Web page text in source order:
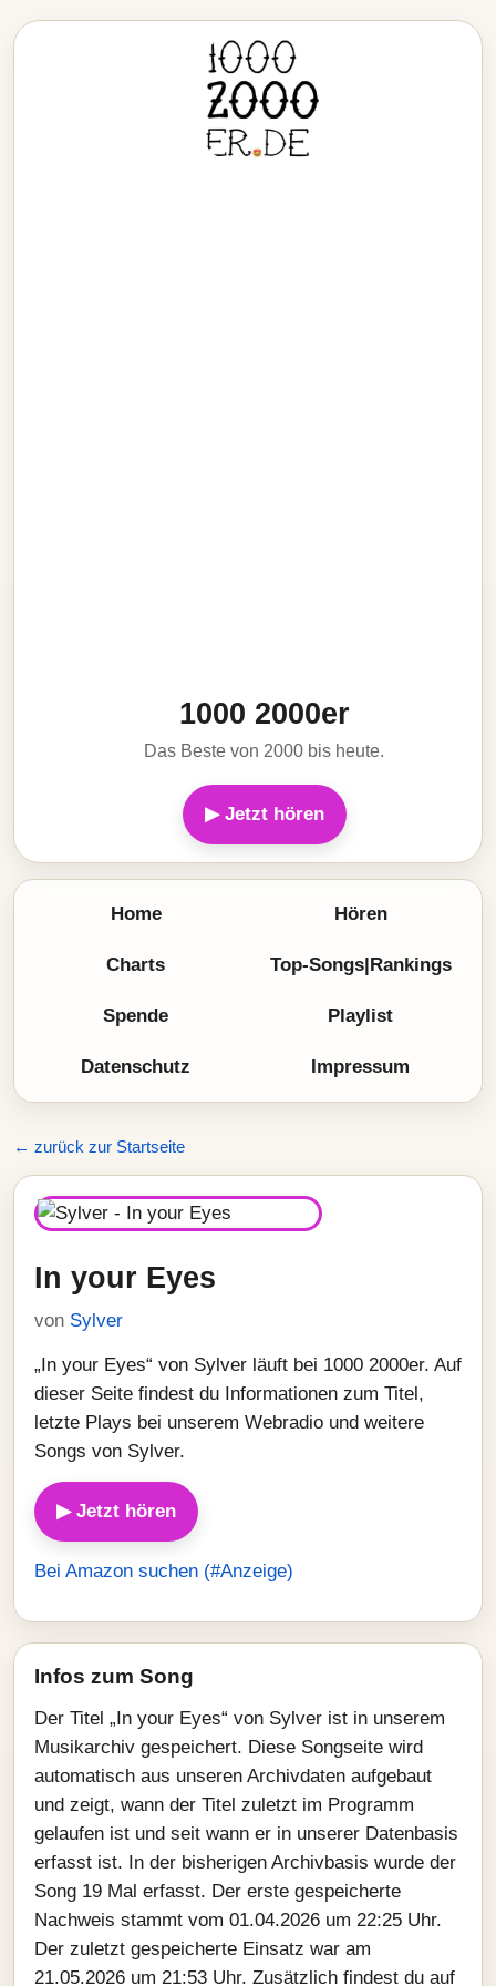
1000 2000er
Das Beste von 2000 bis heute.
▶ Jetzt hören
Home Hören
Charts Top-Songs|Rankings
Spende Playlist
Datenschutz Impressum
← zurück zur Startseite
In your Eyes
von Sylver
„In your Eyes“ von Sylver läuft bei 1000 2000er. Auf
dieser Seite findest du Informationen zum Titel,
letzte Plays bei unserem Webradio und weitere
Songs von Sylver.
▶ Jetzt hören
Bei Amazon suchen (#Anzeige)
Infos zum Song
Der Titel „In your Eyes“ von Sylver ist in unserem
Musikarchiv gespeichert. Diese Songseite wird
automatisch aus unseren Archivdaten aufgebaut
und zeigt, wann der Titel zuletzt im Programm
gelaufen ist und seit wann er in unserer Datenbasis
erfasst ist. In der bisherigen Archivbasis wurde der
Song 19 Mal erfasst. Der erste gespeicherte
Nachweis stammt vom 01.04.2026 um 22:25 Uhr.
Der zuletzt gespeicherte Einsatz war am
21.05.2026 um 21:53 Uhr. Zusätzlich findest du auf